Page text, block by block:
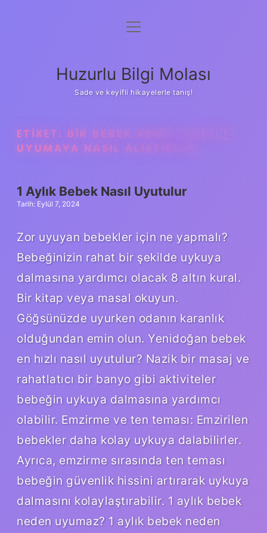
Anasayfa
Yasal Uyarı
menüyü
Huzurlu Bilgi Molası
Sade ve keyifli hikayelerle tanış!
ETIKET: BIR BEBEK KENDI KENDINE
UYUMAYA NASIL ALIŞTIRILIR
1 Aylık Bebek Nasıl Uyutulur
Tarih: Eylül 7, 2024
Zor uyuyan bebekler için ne yapmalı?
Bebeğinizin rahat bir şekilde uykuya
dalmasına yardımcı olacak 8 altın kural.
Bir kitap veya masal okuyun.
Göğsünüzde uyurken odanın karanlık
olduğundan emin olun. Yenidoğan bebek
en hızlı nasıl uyutulur? Nazik bir masaj ve
rahatlatıcı bir banyo gibi aktiviteler
bebeğin uykuya dalmasına yardımcı
olabilir. Emzirme ve ten teması: Emzirilen
bebekler daha kolay uykuya dalabilirler.
Ayrıca, emzirme sırasında ten teması
bebeğin güvenlik hissini artırarak uykuya
dalmasını kolaylaştırabilir. 1 aylık bebek
neden uyumaz? 1 aylık bebek neden